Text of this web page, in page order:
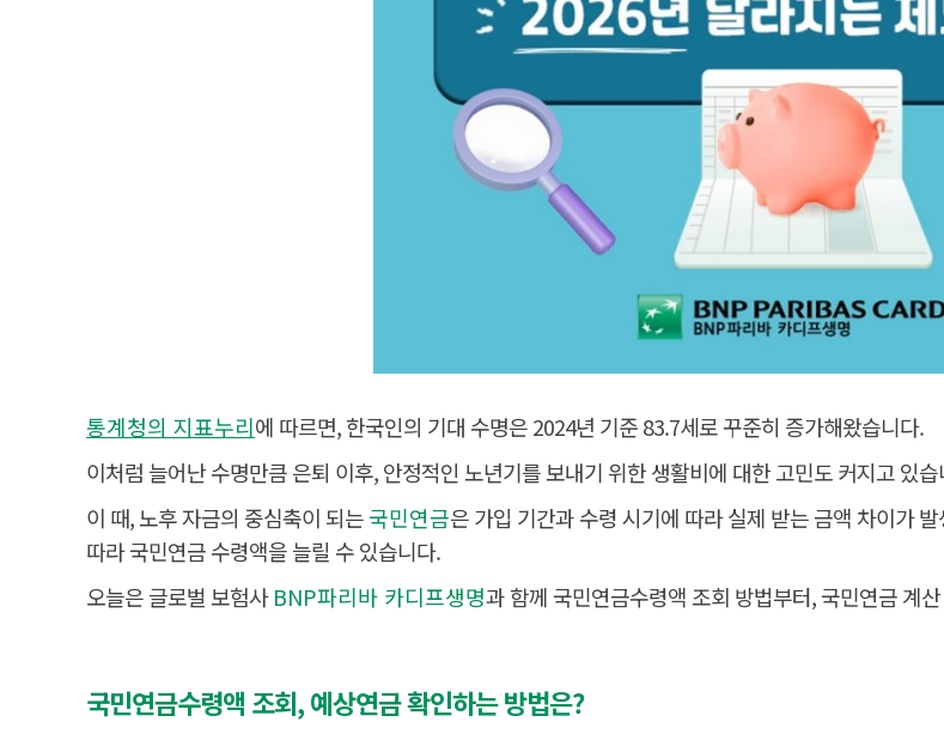
통계청의 지표누리에 따르면, 한국인의 기대 수명은 2024년 기준 83.7세로 꾸준히 증가해왔습니다.
이처럼 늘어난 수명만큼 은퇴 이후, 안정적인 노년기를 보내기 위한 생활비에 대한 고민도 커지고 있
이 때, 노후 자금의 중심축이 되는국민연금은 가입 기간과 수령 시기에 따라 실제 받는 금액 차이가
따라 국민연금 수령액을 늘릴 수 있습니다.
오늘은 글로벌 보험사BNP파리바 카디프생명과 함께 국민연금수령액 조회 방법부터, 국민연금 계
국민연금수령액 조회, 예상연금 확인하는 방법은?